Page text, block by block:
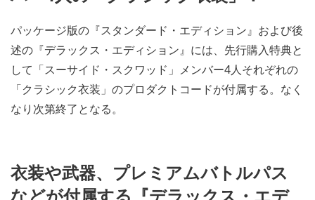
パッケージ版の『スタンダード・エディション』および後
述の『デラックス・エディション』には、先行購入特典と
して「スーサイド・スクワッド」メンバー4人それぞれの
「クラシック衣装」のプロダクトコードが付属する。なく
なり次第終了となる。
衣装や武器、プレミアムバトルパス